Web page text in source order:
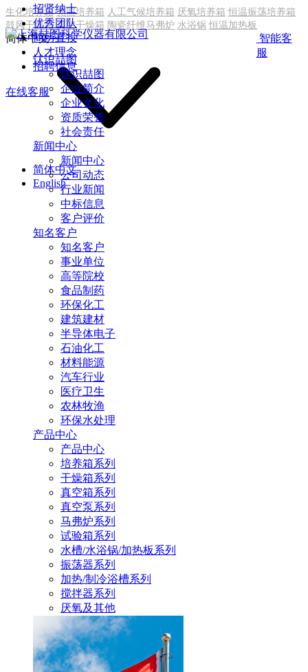
生化培养箱 光照培养箱 人工气候培养箱 厌氧培养箱 恒温振荡培养箱
鼓风干燥箱 真空干燥箱 陶瓷纤维马弗炉 水浴锅 恒温加热板
简体中文
简体中文
English
智能客
服
认识喆图
认识喆图
企业简介
企业文化
资质荣誉
社会责任
新闻中心
新闻中心
公司动态
行业新闻
中标信息
客户评价
知名客户
知名客户
事业单位
高等院校
食品制药
环保化工
建筑建材
半导体电子
石油化工
材料能源
汽车行业
医疗卫生
农林牧渔
环保水处理
产品中心
产品中心
培养箱系列
干燥箱系列
真空箱系列
真空泵系列
马弗炉系列
试验箱系列
水槽/水浴锅/加热板系列
振荡器系列
加热/制冷浴槽系列
搅拌器系列
厌氧及其他
招贤纳士
优秀团队
简历直投
人才理念
招聘信息
在线客服